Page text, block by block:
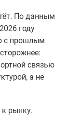
По данным
году
с прошлым
связью
а не
к рынку.